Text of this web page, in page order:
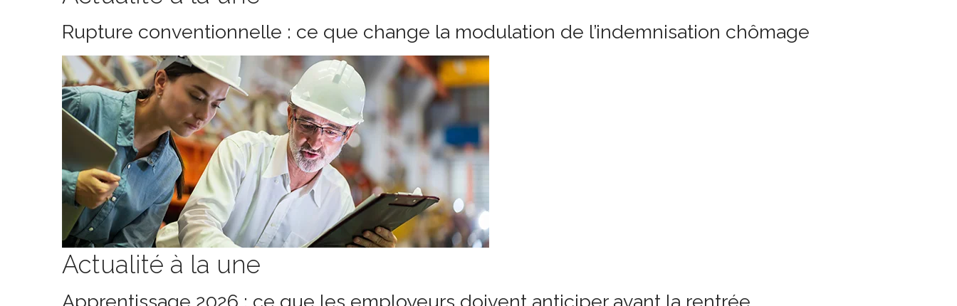
Rupture conventionnelle : ce que change la modulation de l’indemnisation chômage
Actualité à la une
Apprentissage 2026 : ce que les employeurs doivent anticiper avant la rentrée